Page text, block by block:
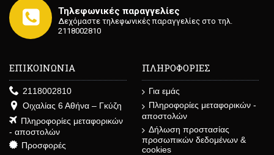
Τηλεφωνικές παραγγελίες
Δεχόμαστε τηλεφωνικές παραγγελίες στο τηλ.
2118002810
ΕΠΙΚΟΙΝΩΝΙΑ
2118002810
Οιχαλίας 6 Αθήνα – Γκύζη
Πληροφορίες μεταφορικών
- αποστολών
Προσφορές
ΠΛΗΡΟΦΟΡΙΕΣ
Για εμάς
Πληροφορίες μεταφορικών -
αποστολών
Δήλωση προστασίας
προσωπικών δεδομένων &
cookies